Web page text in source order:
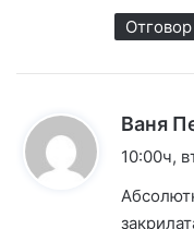
Отговор
Ваня
10:00ч,